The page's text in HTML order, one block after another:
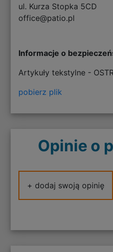
ul. Kurza Stopka 5CD
office@patio.pl
Informacje o
Artykuły tekstylne -
pobierz plik
Opinie o
+ dodaj swoją opinię